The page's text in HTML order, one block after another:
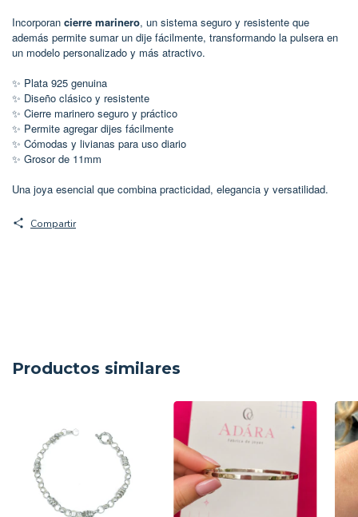
Incorporan cierre marinero, un sistema seguro y resistente que
además permite sumar un dije fácilmente, transformando la pulsera en
un modelo personalizado y más atractivo.
✨ Plata 925 genuina
✨ Diseño clásico y resistente
✨ Cierre marinero seguro y práctico
✨ Permite agregar dijes fácilmente
✨ Cómodas y livianas para uso diario
✨ Grosor de 11mm
Una joya esencial que combina practicidad, elegancia y versatilidad.
Compartir
Productos similares